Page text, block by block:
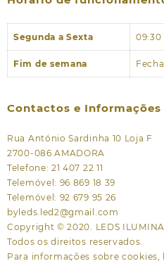
Segunda a Sexta 09:30
Fim de semana
Contactos e Informações
Rua António Sardinha 10 Loja F
2700-086 AMADORA
Telefone: 21 407 22 11
Telemóvel: 96 869 18 39
Telemóvel: 92 679 95 26
byleds.led2@gmail.com
Copyright © 2020. LEDS
Todos os direitos reservados.
Para informações sobre